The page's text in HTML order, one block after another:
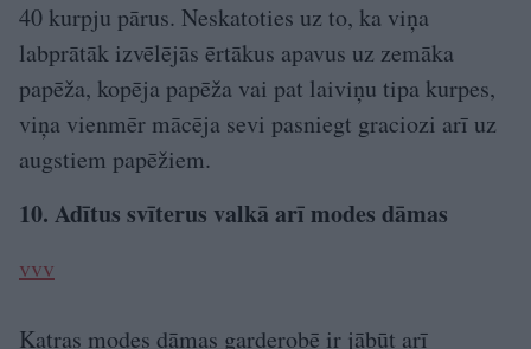
40 kurpju pārus. Neskatoties uz to, ka viņa
labprātāk izvēlējās ērtākus apavus uz zemāka
papēža, kopēja papēža vai pat laiviņu tipa kurpes,
viņa vienmēr mācēja sevi pasniegt graciozi arī uz
augstiem papēžiem.
10. Adītus svīterus valkā arī modes dāmas
vvv
Katras modes dāmas garderobē ir jābūt arī